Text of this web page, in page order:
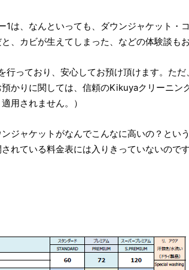
は、なんといっても、ダウンジャケット・
、カビが生えてしまった、などの体験談もお
っており、安心してお預け頂けます。た
かりに関しては、信頼のKikuyaクリーニン
用されません。）
ジャケットがなんでこんなに高いの？とい
れている料金表には入りきっていないので